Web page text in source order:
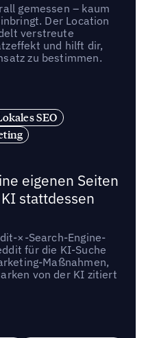
gemessen – kaum
Der Location
verstreute
und hilft dir,
zu bestimmen.
SEO
eigenen Seiten
stattdessen
×-Search-Engine-
für die KI-Suche
Maßnahmen,
von der KI zitiert